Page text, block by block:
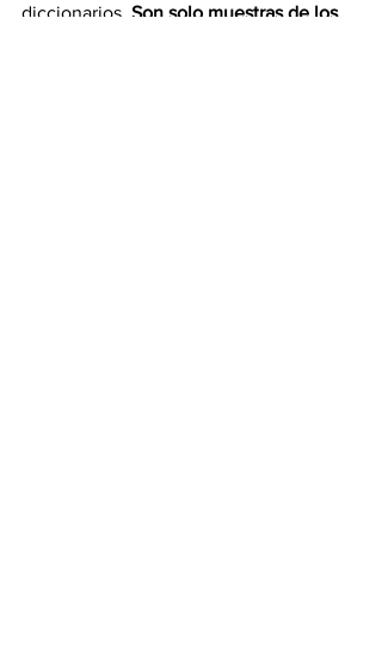
diccionarios. Son solo muestras de los